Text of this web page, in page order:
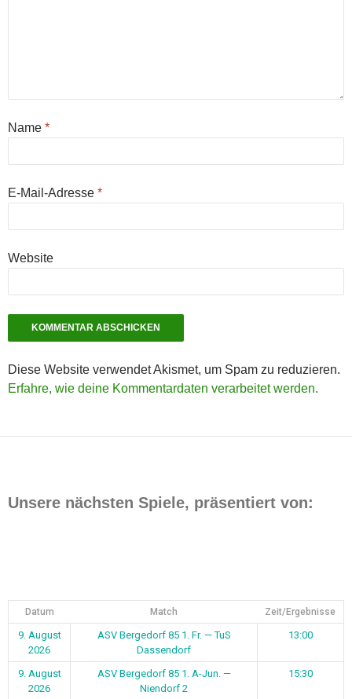
Name *
E-Mail-Adresse *
Website
Diese Website verwendet Akismet, um Spam zu reduzieren.
Erfahre, wie deine Kommentardaten verarbeitet werden.
Unsere nächsten Spiele, präsentiert von:
Datum Match Zeit/Ergebnisse
9. August
2026
ASV Bergedorf 85 1. Fr. — TuS
Dassendorf
13:00
9. August
2026
ASV Bergedorf 85 1. A-Jun. —
Niendorf 2
15:30